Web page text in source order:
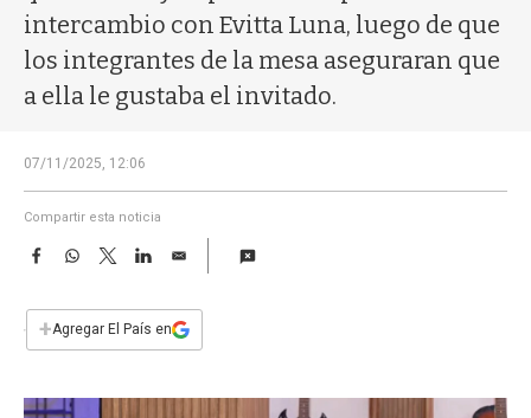
intercambio con Evitta Luna, luego de que
los integrantes de la mesa aseguraran que
a ella le gustaba el invitado.
07/11/2025, 12:06
Compartir esta noticia
F
e
b
W
s
T
w
t
L
E
i
l
+Agregar El País en